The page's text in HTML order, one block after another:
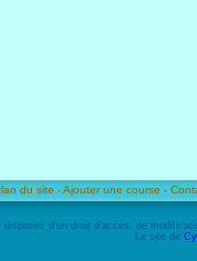
du site -Ajouter une course -
disposez d'un droit d'accès, de
Le site de